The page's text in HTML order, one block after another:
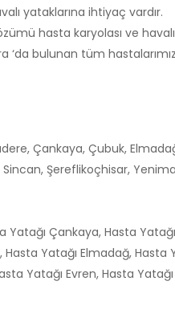
yataklarına ihtiyaç vardır.
hasta karyolası ve
bulunan tüm
Çankaya, Çubuk,
Şereflikoçhisar,
Çankaya, Hasta
Yatağı Elmadağ,
Yatağı Evren, Hasta